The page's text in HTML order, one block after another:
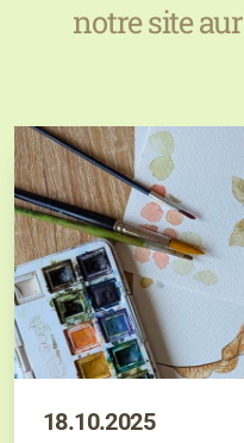
notre site
18.10.2025